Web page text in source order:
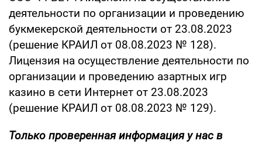
деятельности по организации и проведению
букмекерской деятельности от 23.08.2023
(решение КРАИЛ от 08.08.2023 № 128).
Лицензия на осуществление деятельности по
организации и проведению азартных игр
казино в сети Интернет от 23.08.2023
(решение КРАИЛ от 08.08.2023 № 129).
Только проверенная информация у нас в